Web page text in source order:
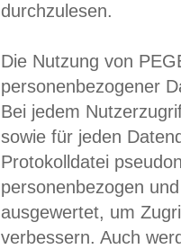
durchzulesen.
Die Nutzung von
personenbezogener
Bei jedem
sowie für jeden
Protokolldatei
personenbezogen
ausgewertet, um
verbessern. Auch